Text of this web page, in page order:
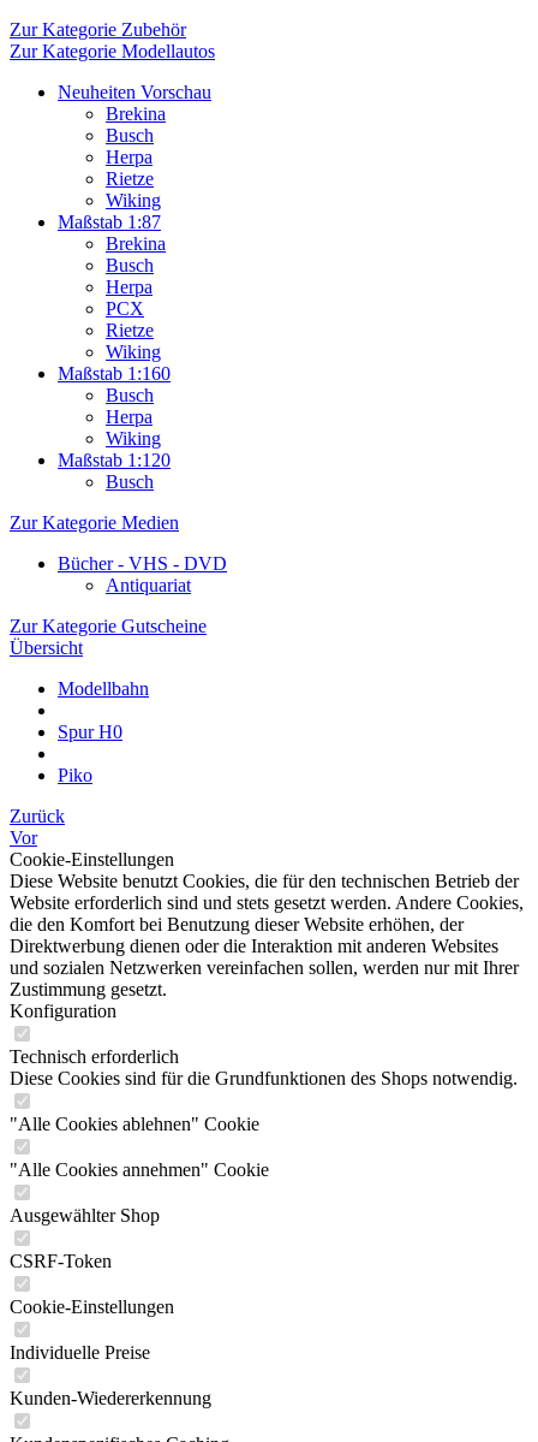
Zur Kategorie Zubehör
Zur Kategorie Modellautos
Neuheiten Vorschau
Brekina
Busch
Herpa
Rietze
Wiking
Maßstab 1:87
Brekina
Busch
Herpa
PCX
Rietze
Wiking
Maßstab 1:160
Busch
Herpa
Wiking
Maßstab 1:120
Busch
Zur Kategorie Medien
Bücher - VHS - DVD
Antiquariat
Zur Kategorie Gutscheine
Übersicht
Modellbahn
Spur H0
Piko
Zurück
Vor
Cookie-Einstellungen
Diese Website benutzt Cookies, die für den technischen Betrieb der
Website erforderlich sind und stets gesetzt werden. Andere Cookies,
die den Komfort bei Benutzung dieser Website erhöhen, der
Direktwerbung dienen oder die Interaktion mit anderen Websites
und sozialen Netzwerken vereinfachen sollen, werden nur mit Ihrer
Zustimmung gesetzt.
Konfiguration
Technisch erforderlich
Diese Cookies sind für die Grundfunktionen des Shops notwendig.
"Alle Cookies ablehnen" Cookie
"Alle Cookies annehmen" Cookie
Ausgewählter Shop
CSRF-Token
Cookie-Einstellungen
Individuelle Preise
Kunden-Wiedererkennung